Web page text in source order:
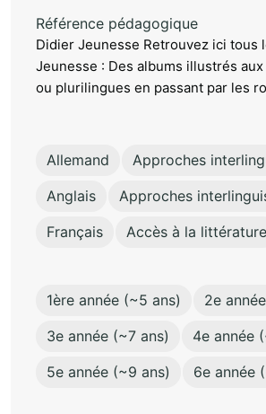
Référence pédagogique
Didier Jeunesse Retrouvez ici tous
Jeunesse : Des albums illustrés
ou plurilingues en passant par les
Allemand
Approches
Anglais
Approches
Français
Accès à la littérature
1ère année (~5 ans)
2e
3e année (~7 ans)
4e année
5e année (~9 ans)
6e année